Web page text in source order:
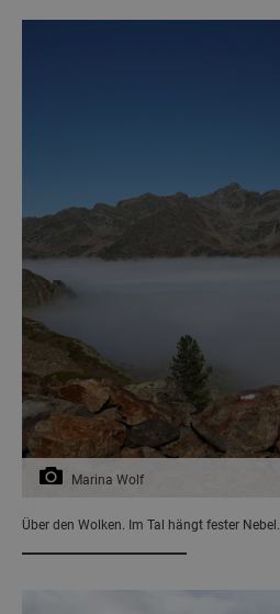
Marina Wolf
Über den Wolken. Im Tal hängt fester Nebel.